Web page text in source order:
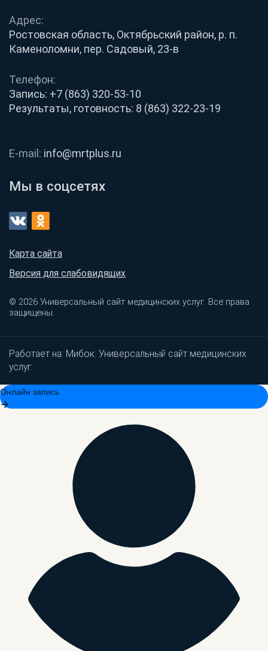
Адрес:
Ростовская область, Октябрьский район, р. п.
Каменоломни, пер. Садовый, 23-в
Телефон:
Запись: +7 (863) 320-53-10
Результаты, готовность: 8 (863) 322-23-19
E-mail: info@mrtplus.ru
Мы в соцсетях
Карта сайта
Версия для слабовидящих
© 2026 Универсальный сайт медицинских услуг. Все права
защищены.
Работает на: Мибок: Универсальный сайт медицинских
услуг